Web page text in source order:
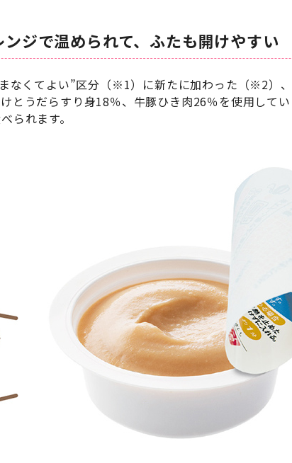
ンジで温められて、ふたも開けやすい
なくてよい”区分（※1）に新たに加わった（※2）
とうだらすり身18％、牛豚ひき肉26％を使用して
られます。